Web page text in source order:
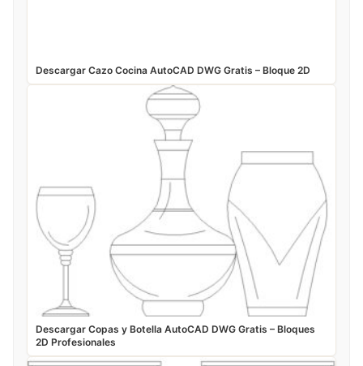
Descargar Cazo Cocina AutoCAD DWG Gratis – Bloque 2D
Descargar Copas y Botella AutoCAD DWG Gratis – Bloques
2D Profesionales